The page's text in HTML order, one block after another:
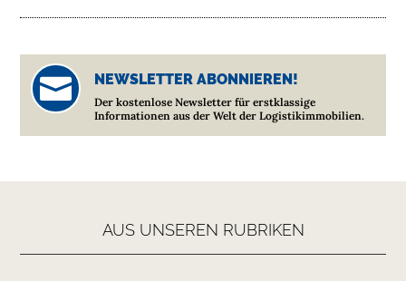
 NEWSLETTER ABONNIEREN!
Der kostenlose Newsletter für erstklassige
Informationen aus der Welt der Logistikimmobilien.
AUS UNSEREN RUBRIKEN